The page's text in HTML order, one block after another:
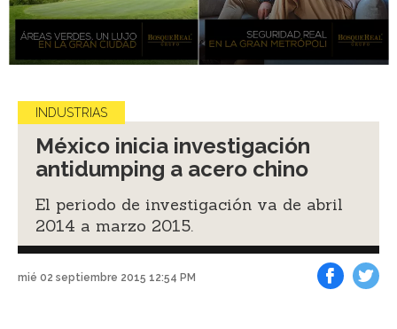
INDUSTRIAS
México inicia investigación
antidumping a acero chino
El periodo de investigación va de abril
2014 a marzo 2015.
mié 02 septiembre 2015 12:54 PM